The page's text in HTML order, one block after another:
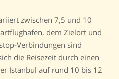
zwischen 7,5 und 10
dem Zielort und
Verbindungen sind
die Reisezeit durch einen
Istanbul auf rund 10 bis 12